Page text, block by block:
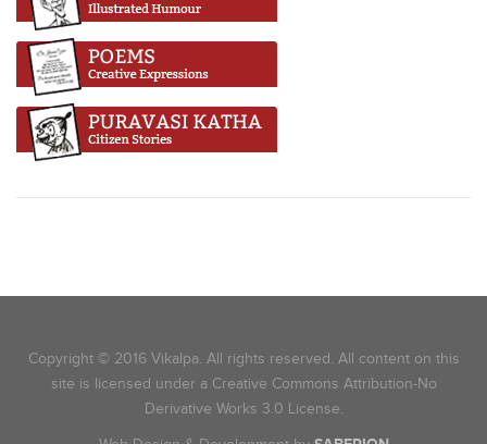
Copyright © 2016 Vikalpa. All rights reserved. All content on this
site is licensed under a Creative Commons Attribution-No
Derivative Works 3.0 License.